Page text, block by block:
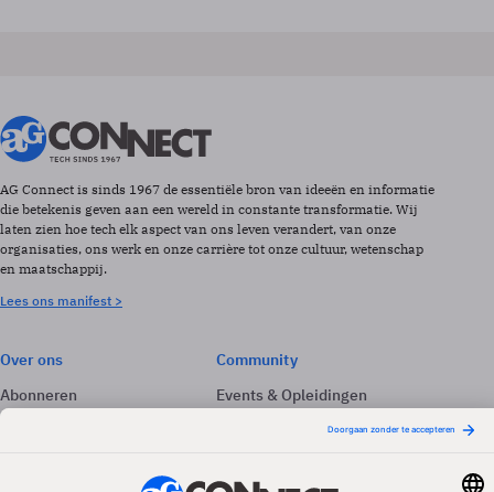
AG Connect is sinds 1967 de essentiële bron van ideeën en informatie
die betekenis geven aan een wereld in constante transformatie. Wij
laten zien hoe tech elk aspect van ons leven verandert, van onze
organisaties, ons werk en onze carrière tot onze cultuur, wetenschap
en maatschappij.
Lees ons manifest >
Over ons
Abonneren
Adverteren
Community
Events & Opleidingen